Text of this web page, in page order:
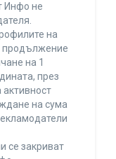
Инфо не
на
продължение
на 1
през
на сума
се закриват